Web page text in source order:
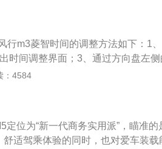
正时链条具有结构紧凑，传递功率
传动在某些性能方面的不足。正时
工作原理有一定的区别。和正时链
，制造成本低，但随着发动机工作
更换。
行m3菱智时间的调整方法如下：1
时间调整界面；3、通过方向盘左侧
般设有：音量调节按键、温度调节
键、空调调节按键、内外循环按键
号不同所搭配的多功能按键也不同
：4584
位为“新一代商务实用派”，瞄准的
适驾乘体验的同时，也对爱车装载